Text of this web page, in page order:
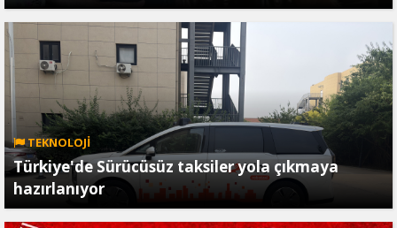
TEKNOLOJİ
Türkiye'de Sürücüsüz taksiler yola çıkmaya
hazırlanıyor